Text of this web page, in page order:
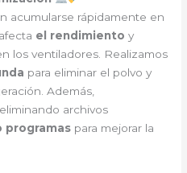
acumularse rápidamente en
el rendimiento y
los ventiladores. Realizamos
para eliminar el polvo y
Además,
eliminando archivos
programas para mejorar la